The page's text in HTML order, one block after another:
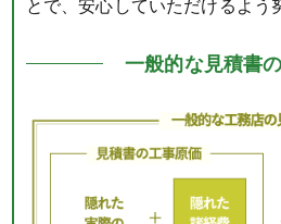
とで、安心していただけるよう
一般的な見積書